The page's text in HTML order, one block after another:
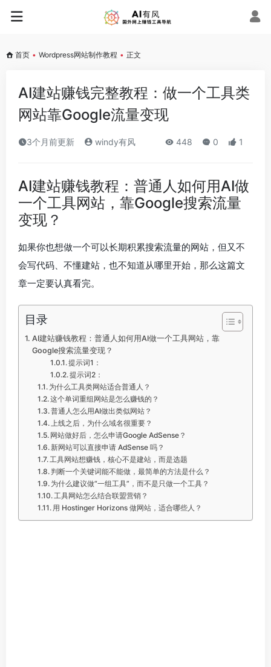
首页 • Wordpress网站制作教程 • 正文
AI建站赚钱完整教程：做一个工具类
网站靠Google流量变现
3个月前更新 windy有风 448 0 1
AI建站赚钱教程：普通人如何用AI做
一个工具网站，靠Google搜索流量
变现？
如果你也想做一个可以长期积累搜索流量的网站，但又不
会写代码、不懂建站，也不知道从哪里开始，那么这篇文
章一定要认真看完。
目录
AI建站赚钱教程：普通人如何用AI做一个工具网站，靠
Google搜索流量变现？
提示词1：
提示词2：
为什么工具类网站适合普通人？
这个单词重组网站是怎么赚钱的？
普通人怎么用AI做出类似网站？
上线之后，为什么域名很重要？
网站做好后，怎么申请Google AdSense？
新网站可以直接申请 AdSense 吗？
工具网站想赚钱，核心不是建站，而是选题
判断一个关键词能不能做，最简单的方法是什么？
为什么建议做“一组工具”，而不是只做一个工具？
工具网站怎么结合联盟营销？
用 Hostinger Horizons 做网站，适合哪些人？